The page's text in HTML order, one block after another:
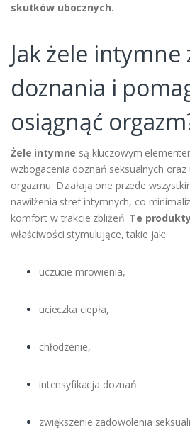
skutków ubocznych.
Jak żele intymne
doznania i
osiągnąć
Żele intymne są kluczowym
wzbogacenia doznań seksualnych oraz
orgazmu. Działają one przede
nawilżenia stref intymnych, co
komfort w trakcie zbliżeń. Te
właściwości stymulujące, takie jak:
uczucie mrowienia,
ucieczka ciepła,
chłodzenie,
intensyfikacja doznań.
zwiększenie zadowolenia